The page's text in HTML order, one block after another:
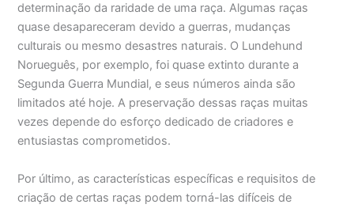
determinação da raridade de uma raça. Algumas raças
quase desapareceram devido a guerras, mudanças
culturais ou mesmo desastres naturais. O Lundehund
Norueguês, por exemplo, foi quase extinto durante a
Segunda Guerra Mundial, e seus números ainda são
limitados até hoje. A preservação dessas raças muitas
vezes depende do esforço dedicado de criadores e
entusiastas comprometidos.
Por último, as características específicas e requisitos de
criação de certas raças podem torná-las difíceis de